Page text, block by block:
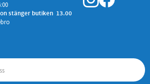
stänger butiken 13.00